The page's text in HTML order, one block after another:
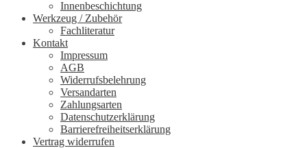
Innenbeschichtung
Werkzeug / Zubehör
Fachliteratur
Kontakt
Impressum
AGB
Widerrufsbelehrung
Versandarten
Zahlungsarten
Datenschutzerklärung
Barrierefreiheitserklärung
Vertrag widerrufen